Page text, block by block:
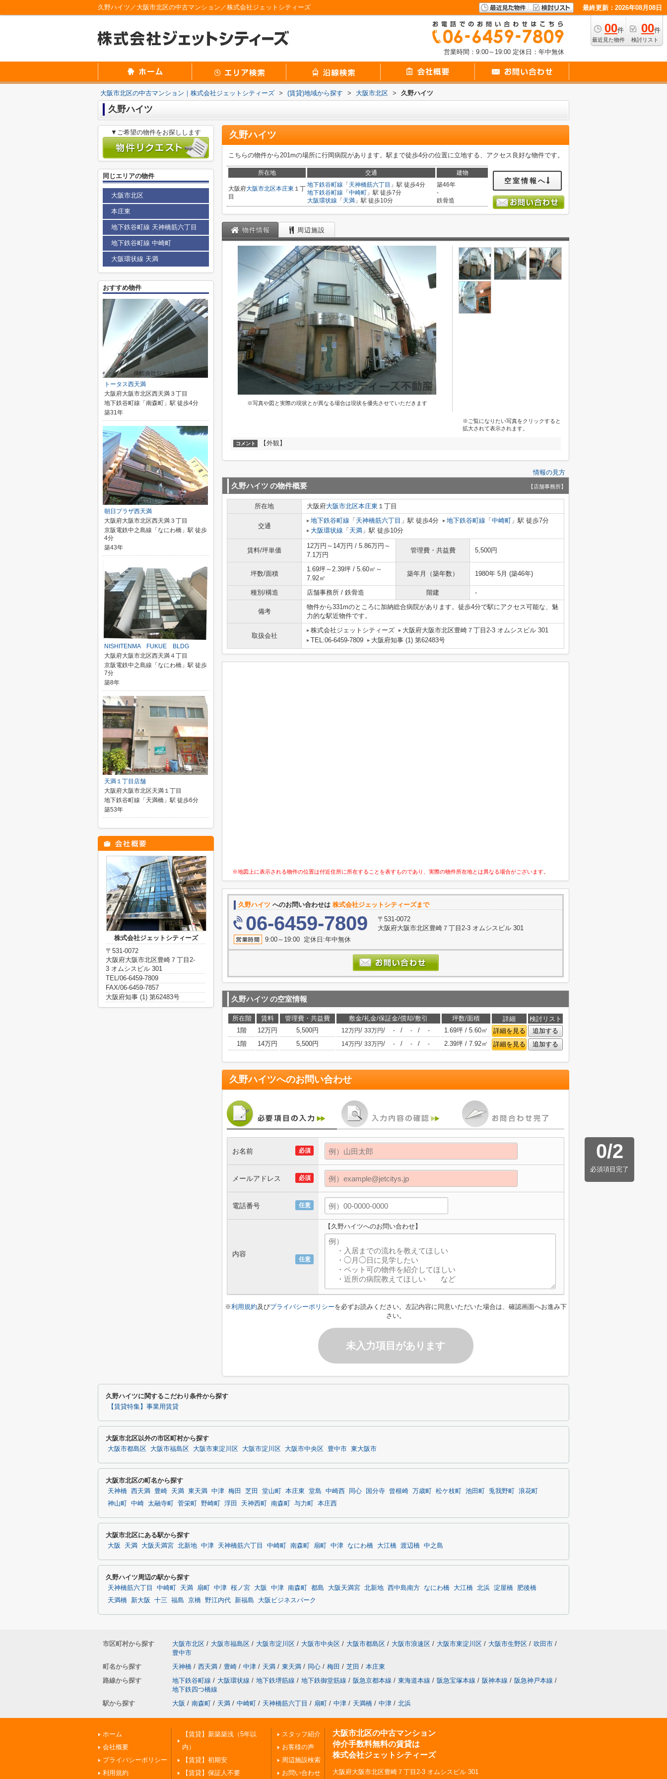
久野ハイツ／大阪市北区の中古マンション／株式会社ジェットシティーズ 最終更新：2026年08月08日
00件
最近見た物件
00件
検討リスト
営業時間：9:00～19:00 定休日：年中無休
大阪市北区の中古マンション｜株式会社ジェットシティーズ > (賃貸)地域から探す > 大阪市北区 > 久野ハイツ
久野ハイツ
久野ハイツ
こちらの物件から201mの場所に行岡病院があります。駅まで徒歩4分の位置に立地する、アクセス良好な物件です。
所在地 交通 建物
大阪府大阪市北区本庄東 １丁
目
地下鉄谷町線 「 天神橋筋六丁目 」駅 徒歩4分
地下鉄谷町線 「 中崎町 」駅 徒歩7分
大阪環状線 「 天満 」駅 徒歩10分
築46年
-
鉄骨造
空室情報へ
物件情報 周辺施設
※写真や図と実際の現状とが異なる場合は現状を優先させていただきます
※ご覧になりたい写真をクリックすると
拡大されて表示されます。
コメント 【外観】
情報の見方
久野ハイツ の物件概要 【店舗事務所】
所在地 大阪府大阪市北区本庄東 １丁目
交通
地下鉄谷町線 「 天神橋筋六丁目 」駅 徒歩4分 地下鉄谷町線 「 中崎町 」駅 徒歩7分
大阪環状線 「 天満 」駅 徒歩10分
賃料/坪単価
12万円～14万円 / 5.86万円～
7.1万円
管理費・共益費 5,500円
坪数/面積
1.69坪～2.39坪 / 5.60㎡～
7.92㎡
築年月（築年数） 1980年 5月 (築46年)
種別/構造 店舗事務所 / 鉄骨造 階建 -
備考
物件から331mのところに加納総合病院があります。徒歩4分で駅にアクセス可能な、魅
力的な駅近物件です。
取扱会社
株式会社ジェットシティーズ
大阪府大阪市北区豊崎７丁目2-3 オムシスビル 301
TEL:06-6459-7809
大阪府知事 (1) 第62483号
※地図上に表示される物件の位置は付近住所に所在することを表すものであり、実際の物件所在地とは異なる場合がございます。
久野ハイツ へのお問い合わせは 株式会社ジェットシティーズまで
06-6459-7809
〒531-0072
大阪府大阪市北区豊崎７丁目2-3 オムシスビル 301
9:00～19:00 定休日:年中無休
久野ハイツ の空室情報
所在階 賃料 管理費・共益費 敷金/礼金/保証金/償却/敷引 坪数/面積 詳細
検討リスト
1階
12万円 5,500円 12万円/ 33万円/ - / - / - 1.69坪 / 5.60㎡ 詳細を見る
追加する
1階
14万円 5,500円 14万円/ 33万円/ - / - / - 2.39坪 / 7.92㎡ 詳細を見る 追加する
久野ハイツへのお問い合わせ
0/2
必須項目完了
必須
お名前
必須
メールアドレス
任意
電話番号
任意
内容
【久野ハイツへのお問い合わせ】
※利用規約及びプライバシーポリシーを必ずお読みください。左記内容に同意いただいた場合は、確認画面へお進み下
さい。
未入力項目があります
▼ご希望の物件をお探しします
同じエリアの物件
大阪市北区
本庄東
地下鉄谷町線 天神橋筋六丁目
地下鉄谷町線 中崎町
大阪環状線 天満
おすすめ物件
トータス西天満
大阪府大阪市北区西天満３丁目
地下鉄谷町線「南森町」駅 徒歩4分
築31年
朝日プラザ西天満
大阪府大阪市北区西天満３丁目
京阪電鉄中之島線「なにわ橋」駅 徒歩
4分
築43年
NISHITENMA FUKUE BLDG
大阪府大阪市北区西天満４丁目
京阪電鉄中之島線「なにわ橋」駅 徒歩
7分
築8年
天満１丁目店舗
大阪府大阪市北区天満１丁目
地下鉄谷町線「天満橋」駅 徒歩6分
築53年
株式会社ジェットシティーズ
〒531-0072
大阪府大阪市北区豊崎７丁目2-
3 オムシスビル 301
TEL/06-6459-7809
FAX/06-6459-7857
大阪府知事 (1) 第62483号
久野ハイツに関するこだわり条件から探す
【賃貸特集】事業用賃貸
大阪市北区以外の市区町村から探す
大阪市都島区 大阪市福島区 大阪市東淀川区 大阪市淀川区 大阪市中央区 豊中市 東大阪市
大阪市北区の町名から探す
天神橋 西天満 豊崎 天満 東天満 中津 梅田 芝田 堂山町 本庄東 堂島 中崎西 同心 国分寺 曾根崎 万歳町 松ケ枝町 池田町 兎我野町
浪花町
神山町
中崎 太融寺町 菅栄町 野崎町 浮田 天神西町 南森町 与力町 本庄西
大阪市北区にある駅から探す
大阪 天満 大阪天満宮 北新地 中津 天神橋筋六丁目 中崎町 南森町 扇町 中津 なにわ橋 大江橋 渡辺橋 中之島
久野ハイツ周辺の駅から探す
天神橋筋六丁目 中崎町 天満 扇町 中津 桜ノ宮 大阪 中津 南森町 都島 大阪天満宮 北新地 西中島南方 なにわ橋 大江橋 北浜 淀屋橋
肥後橋
天満橋
新大阪 十三 福島 京橋 野江内代 新福島 大阪ビジネスパーク
市区町村から探す 大阪市北区 / 大阪市福島区 / 大阪市淀川区 / 大阪市中央区 / 大阪市都島区 / 大阪市浪速区 / 大阪市東淀川区 / 大阪市生野区 / 吹田市 /
豊中市
町名から探す
天神橋 / 西天満 / 豊崎 / 中津 / 天満 / 東天満 / 同心 / 梅田 / 芝田 / 本庄東
路線から探す
地下鉄谷町線 / 大阪環状線 / 地下鉄堺筋線 / 地下鉄御堂筋線 / 阪急京都本線 / 東海道本線 / 阪急宝塚本線 / 阪神本線 / 阪急神戸本線 /
地下鉄四つ橋線
駅から探す
大阪 / 南森町 / 天満 / 中崎町 / 天神橋筋六丁目 / 扇町 / 中津 / 天満橋 / 中津 / 北浜
ホーム
会社概要
プライバシーポリシー
利用規約
【賃貸】新築築浅（5年以
内）
【賃貸】初期安
【賃貸】保証人不要
スタッフ紹介
お客様の声
周辺施設検索
お問い合わせ
大阪市北区の中古マンション
仲介手数料無料の賃貸は
株式会社ジェットシティーズ
大阪府大阪市北区豊崎７丁目2-3 オムシスビル 301